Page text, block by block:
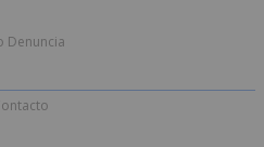
Denuncia